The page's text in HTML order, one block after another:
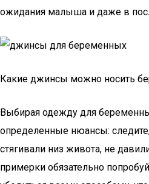
ожидания малыша и даже в
Какие джинсы можно носить
Выбирая одежду для
определенные нюансы:
стягивали низ живота, не
примерки обязательно